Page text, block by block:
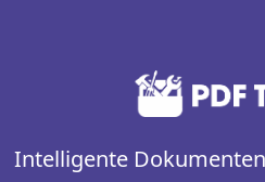
Intelligente